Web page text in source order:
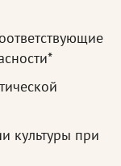
культуры при